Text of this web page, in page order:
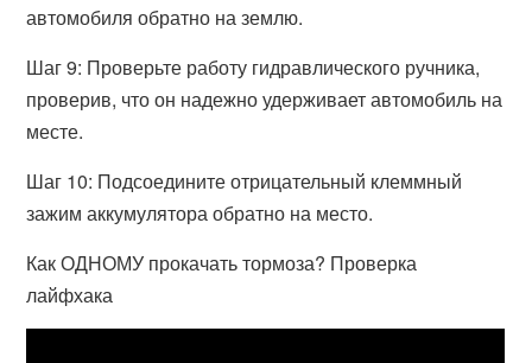
автомобиля обратно на землю.
Шаг 9: Проверьте работу гидравлического ручника,
проверив, что он надежно удерживает автомобиль на
месте.
Шаг 10: Подсоедините отрицательный клеммный
зажим аккумулятора обратно на место.
Как ОДНОМУ прокачать тормоза? Проверка
лайфхака